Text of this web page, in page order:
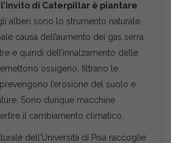
l’invito di Caterpillar è piantare
alberi sono lo strumento naturale
causa dell’aumento dei gas serra
e quindi dell’innalzamento delle
ossigeno, filtrano le
l’erosione del suolo e
Sono dunque macchine
il cambiamento climatico.
dell’Università di Pisa raccoglie